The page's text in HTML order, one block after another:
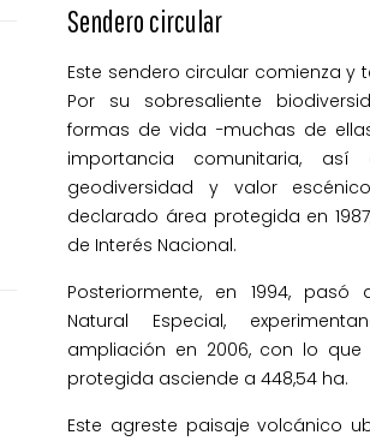
Sendero circular
Este sendero circular comienza y
Por su sobresaliente
formas de vida −muchas de
importancia comunitaria,
geodiversidad y valor
declarado área protegida en
de Interés Nacional.
Posteriormente, en 1994,
Natural Especial,
ampliación en 2006, con lo
protegida asciende a 448,54 ha.
Este agreste paisaje volcánico